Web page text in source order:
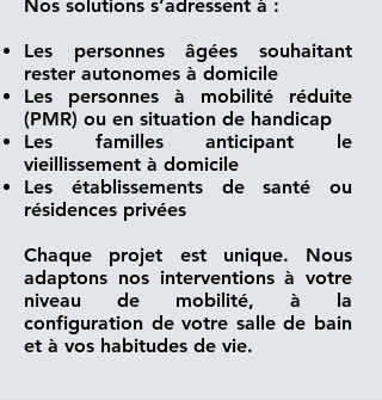
Nos solutions s’adressent à :
Les personnes âgées souhaitant
rester autonomes à domicile
Les personnes à mobilité réduite
(PMR) ou en situation de handicap
Les familles anticipant le
vieillissement à domicile
Les établissements de santé ou
résidences privées
Chaque projet est unique. Nous
adaptons nos interventions à votre
niveau de mobilité, à la
configuration de votre salle de bain
et à vos habitudes de vie.